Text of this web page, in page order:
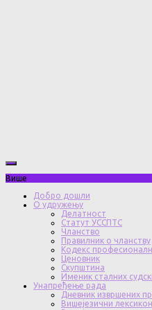
Више
Добро дошли
О удружењу
Делатност
Статут УССПТС
Чланство
Правилник о чланству
Кодекс
Ценовник
Скупштина
Именик сталних
Унапређење рада
Дневник извршених
Вишејезични